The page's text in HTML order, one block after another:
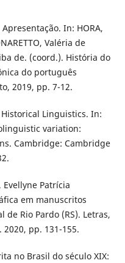
In: HORA,
Valéria de
de. (coord.). História do
do português
2019, pp. 7-12.
Historical Linguistics. In:
variation:
Cambridge: Cambridge
Evellyne Patrícia
em manuscritos
Rio Pardo (RS). Letras,
pp. 131-155.
no Brasil do século XIX: